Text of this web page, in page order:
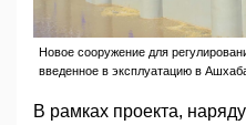
Новое сооружение для
введенное в эксплуатацию в
В рамках проекта,